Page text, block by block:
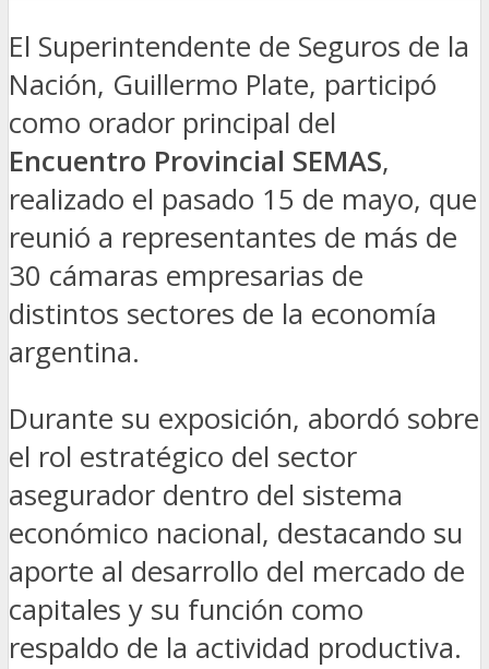
El Superintendente de Seguros de la
Nación, Guillermo Plate, participó
como orador principal del
Encuentro Provincial SEMAS,
realizado el pasado 15 de mayo, que
reunió a representantes de más de
30 cámaras empresarias de
distintos sectores de la economía
argentina.
Durante su exposición, abordó sobre
el rol estratégico del sector
asegurador dentro del sistema
económico nacional, destacando su
aporte al desarrollo del mercado de
capitales y su función como
respaldo de la actividad productiva.